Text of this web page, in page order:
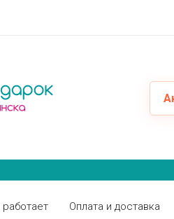
работает Оплата и доставка